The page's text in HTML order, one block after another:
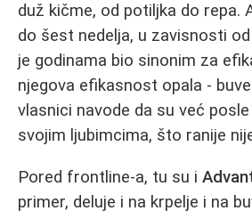
duž kičme, od potiljka do
do šest nedelja, u zavisnosti
je godinama bio sinonim za
njegova efikasnost opala -
vlasnici navode da su već
svojim ljubimcima, što ranije
Pored frontline-a, tu su i
primer, deluje i na krpelje i na